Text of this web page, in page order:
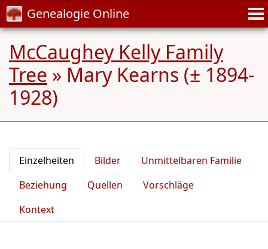
Genealogie Online
McCaughey Kelly Family
Tree » Mary Kearns (± 1894-
1928)
Einzelheiten Bilder
Unmittelbaren Familie
Beziehung
Quellen
Vorschläge
Kontext